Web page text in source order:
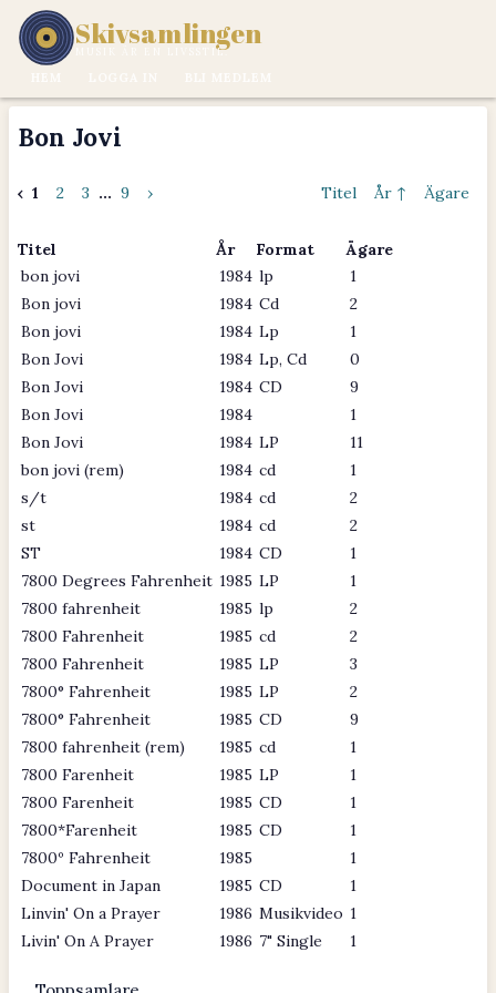
Skivsamlingen
MUSIK ÄR EN LIVSSTIL.
Bon Jovi
‹ 1 2 3 ... 9 › Titel År ↑ Ägare
Titel År Format
Ägare
bon jovi
1984 lp
1
Bon jovi
1984 Cd
2
Bon jovi
1984 Lp
1
Bon Jovi
1984 Lp, Cd
0
Bon Jovi
1984 CD
9
Bon Jovi
1984
1
Bon Jovi
1984 LP
11
bon jovi (rem)
1984 cd
1
s/t
1984 cd
2
st
1984 cd
2
ST
1984 CD
1
7800 Degrees Fahrenheit 1985 LP
1
7800 fahrenheit
1985 lp
2
7800 Fahrenheit
1985 cd
2
7800 Fahrenheit
1985 LP
3
7800° Fahrenheit
1985 LP
2
7800° Fahrenheit
1985 CD
9
7800 fahrenheit (rem)
1985 cd
1
7800 Farenheit
1985 LP
1
7800 Farenheit
1985 CD
1
7800*Farenheit
1985 CD
1
7800º Fahrenheit
1985
1
Document in Japan
1985 CD
1
Linvin' On a Prayer
1986 Musikvideo 1
Livin' On A Prayer
1986 7" Single 1